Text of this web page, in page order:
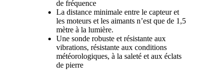
de fréquence
La distance minimale entre le capteur et
les moteurs et les aimants n’est que de 1,5
mètre à la lumière.
Une sonde robuste et résistante aux
vibrations, résistante aux conditions
météorologiques, à la saleté et aux éclats
de pierre